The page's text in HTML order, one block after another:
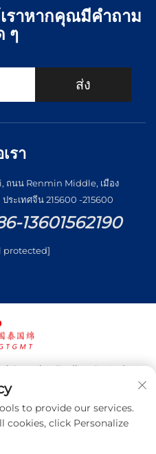
ราหากคุณมีคำถาม
ๆ
ส่ง
รา
ถนน Renmin Middle, เมือง
ะเทศจีน 215600 -215600
13601562190
protected]
Guomian Trading Co., Ltd.
ธิ์ทั้งหมด
เป็นส่วนตัว
to provide our services.
cookies, click Personalize